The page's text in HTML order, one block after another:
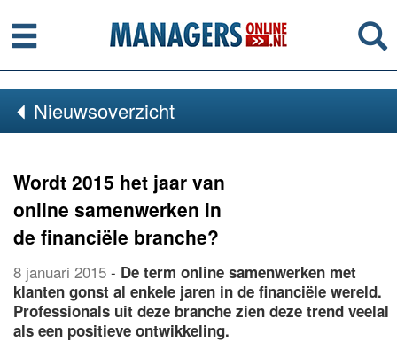
Menu
Nieuwsoverzicht
Wordt 2015 het jaar van
online samenwerken in
de financiële branche?
8 januari 2015 - De term online samenwerken met
klanten gonst al enkele jaren in de financiële wereld.
Professionals uit deze branche zien deze trend veelal
als een positieve ontwikkeling.